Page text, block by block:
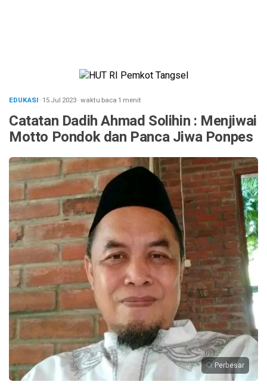
EDUKASI· 15 Jul 2023·waktu baca 1 menit
Catatan Dadih Ahmad Solihin : Menjiwai
Motto Pondok dan Panca Jiwa Ponpes
Perbesar